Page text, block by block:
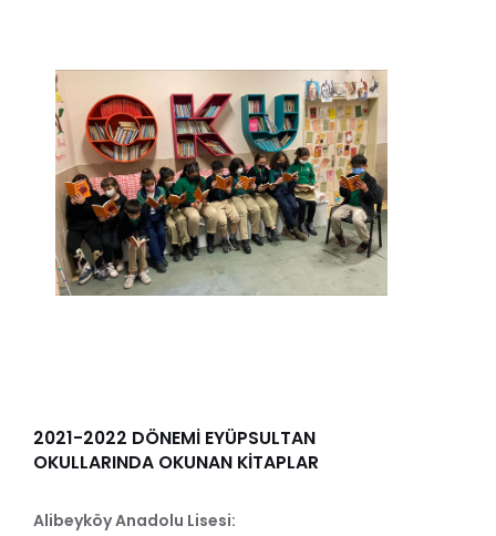
2021-2022 DÖNEMİ EYÜPSULTAN
OKULLARINDA OKUNAN KİTAPLAR
Alibeyköy Anadolu Lisesi: